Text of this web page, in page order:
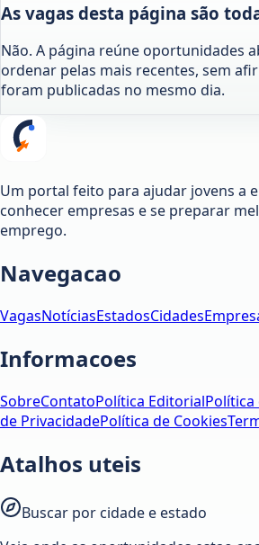
As vagas desta página são
Não. A página reúne oportunidades
ordenar pelas mais recentes, sem
foram publicadas no mesmo dia.
Um portal feito para ajudar jovens a
conhecer empresas e se preparar
emprego.
Navegacao
VagasNotíciasEstadosCidades
Informacoes
SobreContatoPolítica EditorialPolítica
de PrivacidadePolítica de Cookies
Atalhos uteis
Buscar por cidade e estado